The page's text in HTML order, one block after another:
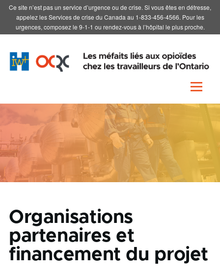
Skip to main content
Ce site n’est pas un service d’urgence ou de crise. Si vous êtes en détresse,
appelez les Services de crise du Canada au 1-833-456-4566. Pour les
urgences, composez le 9-1-1 ou rendez-vous à l’hôpital le plus proche.
Menu
Organisations
partenaires et
financement du projet